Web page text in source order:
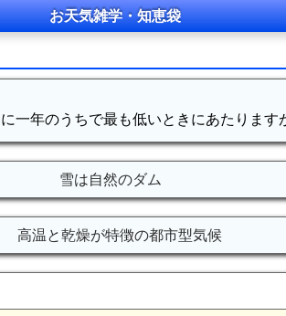
お天気雑学・知恵袋
年のうちで最も低いときにあたります
雪は自然のダム
高温と乾燥が特徴の都市型気候